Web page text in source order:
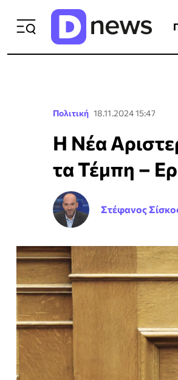
Πολιτική 18.11.2024 15:47
Η Νέα
τα Τέμπη –
Στέφανος